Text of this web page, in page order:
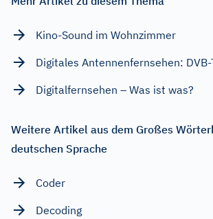
Kino-Sound im Wohnzimmer
Digitales Antennenfernsehen:
Digitalfernsehen – Was ist was?
Weitere Artikel aus dem Großes
deutschen Sprache
Coder
Decoding